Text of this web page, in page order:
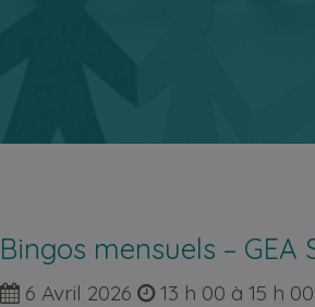
Bingos mensuels – GEA
6 Avril 2026
13 h 00 à 15 h 00